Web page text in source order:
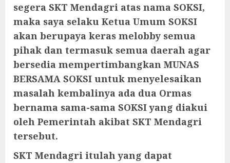
segera SKT Mendagri atas nama SOKSI,
maka saya selaku Ketua Umum SOKSI
akan berupaya keras melobby semua
pihak dan termasuk semua daerah agar
bersedia mempertimbangkan MUNAS
BERSAMA SOKSI untuk menyelesaikan
masalah kembalinya ada dua Ormas
bernama sama-sama SOKSI yang diakui
oleh Pemerintah akibat SKT Mendagri
tersebut.
SKT Mendagri itulah yang dapat